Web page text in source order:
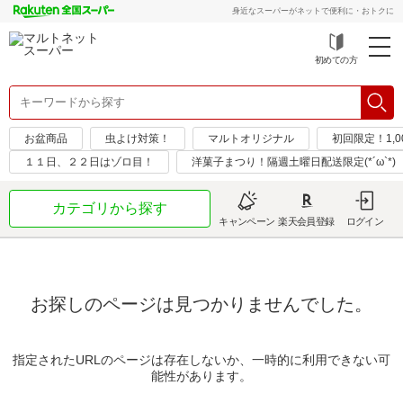
身近なスーパーがネットで便利に・おトクに
初めての方
お盆商品 虫よけ対策！ マルトオリジナル
初回限定！
１１日、２２日はゾロ目！
洋菓子まつり！隔週土曜日配送限定(*´ω`*)
カテゴリから探す
キャンペーン 楽天会員登録 ログイン
お探しのページは見つかりませんでした。
指定されたURLのページは存在しないか、一時的に利用できない可
能性があります。